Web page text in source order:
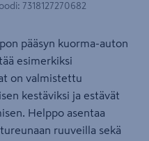
: 7318127270682
pääsyn kuorma-auton
esimerkiksi
on valmistettu
kestäviksi ja estävät
Helppo asentaa
ruuveilla sekä